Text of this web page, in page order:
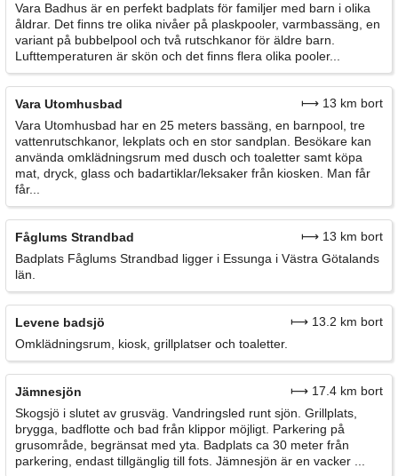
Vara Badhus är en perfekt badplats för familjer med barn i olika
åldrar. Det finns tre olika nivåer på plaskpooler, varmbassäng, en
variant på bubbelpool och två rutschkanor för äldre barn.
Lufttemperaturen är skön och det finns flera olika pooler...
Vara Utomhusbad
⟼ 13 km bort
Vara Utomhusbad har en 25 meters bassäng, en barnpool, tre
vattenrutschkanor, lekplats och en stor sandplan. Besökare kan
använda omklädningsrum med dusch och toaletter samt köpa
mat, dryck, glass och badartiklar/leksaker från kiosken. Man får
får...
Fåglums Strandbad
⟼ 13 km bort
Badplats Fåglums Strandbad ligger i Essunga i Västra Götalands
län.
Levene badsjö
⟼ 13.2 km bort
Omklädningsrum, kiosk, grillplatser och toaletter.
Jämnesjön
⟼ 17.4 km bort
Skogsjö i slutet av grusväg. Vandringsled runt sjön. Grillplats,
brygga, badflotte och bad från klippor möjligt. Parkering på
grusområde, begränsat med yta. Badplats ca 30 meter från
parkering, endast tillgänglig till fots. Jämnesjön är en vacker ...